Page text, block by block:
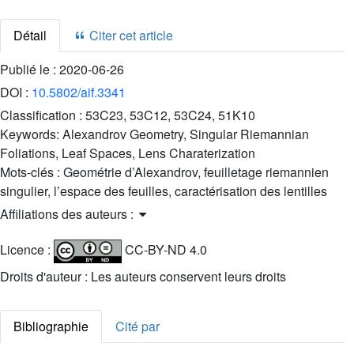
Détail
Citer cet article
Publié le : 2020-06-26
DOI : 10.5802/aif.3341
Classification : 53C23, 53C12, 53C24, 51K10
Keywords: Alexandrov Geometry, Singular Riemannian
Foliations, Leaf Spaces, Lens Charaterization
Mots-clés : Geométrie d’Alexandrov, feuilletage riemannien
singulier, l’espace des feuilles, caractérisation des lentilles
Affiliations des auteurs :
Licence :
CC-BY-ND 4.0
Droits d'auteur : Les auteurs conservent leurs droits
Bibliographie
Cité par